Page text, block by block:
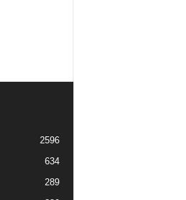
2596
634
289